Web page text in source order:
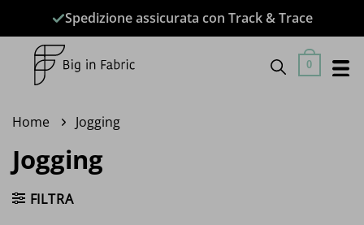
contenuti
Spedizione assicurata con Track & Trace
0
Home Jogging
Jogging
FILTRA